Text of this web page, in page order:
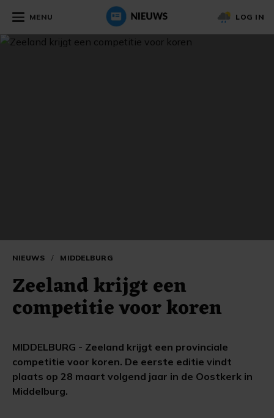
MENU LOG IN
NIEUWS / MIDDELBURG
Zeeland krijgt een
competitie voor koren
MIDDELBURG - Zeeland krijgt een provinciale
competitie voor koren. De eerste editie vindt
plaats op 28 maart volgend jaar in de Oostkerk in
Middelburg.